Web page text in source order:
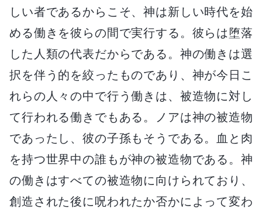
しい者であるからこそ、神は新しい時代を始
める働きを彼らの間で実行する。彼らは堕落
した人類の代表だからである。神の働きは選
択を伴う的を絞ったものであり、神が今日こ
れらの人々の中で行う働きは、被造物に対し
て行われる働きでもある。ノアは神の被造物
であったし、彼の子孫もそうである。血と肉
を持つ世界中の誰もが神の被造物である。神
の働きはすべての被造物に向けられており、
創造された後に呪われたか否かによって変わ